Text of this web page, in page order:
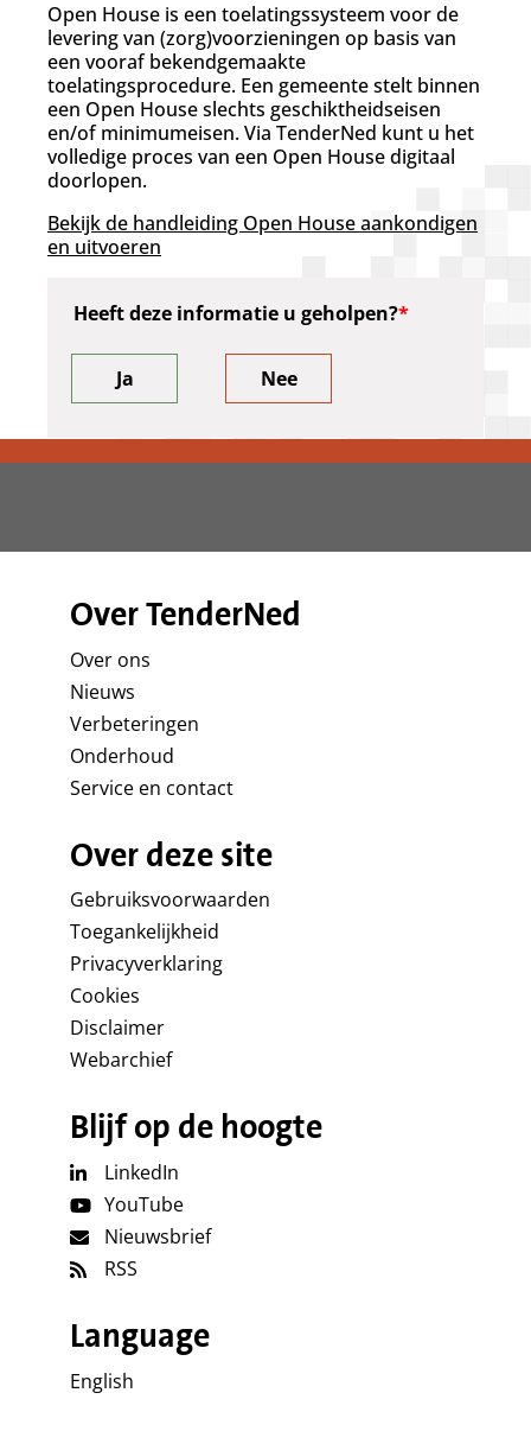
Open House is een toelatingssysteem voor de
levering van (zorg)voorzieningen op basis van
een vooraf bekendgemaakte
toelatingsprocedure. Een gemeente stelt binnen
een Open House slechts geschiktheidseisen
en/of minimumeisen. Via TenderNed kunt u het
volledige proces van een Open House digitaal
doorlopen.
Bekijk de handleiding Open House aankondigen
en uitvoeren
Heeft deze informatie u geholpen?
Ja Nee
Over TenderNed
Over ons
Nieuws
Verbeteringen
Onderhoud
Service en contact
Over deze site
Gebruiksvoorwaarden
Toegankelijkheid
Privacyverklaring
Cookies
Disclaimer
Webarchief
Blijf op de hoogte
LinkedIn
YouTube
Nieuwsbrief
RSS
Language
English